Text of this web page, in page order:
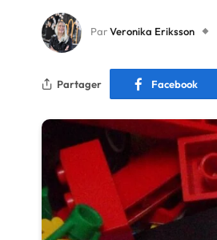
ParVeronika Eriksson
Partager Facebook